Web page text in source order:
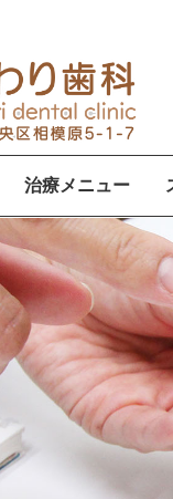
治療メニュー